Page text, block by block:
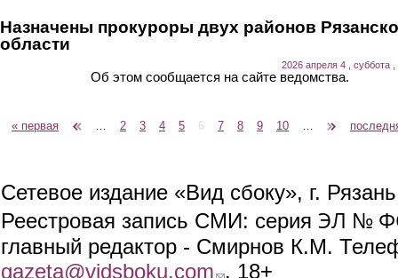
Назначены прокуроры двух районов
области
2026 апреля 4 , суббота ,
Об этом сообщается на сайте ведомства.
Страницы
« первая 2 3 4 5 6 7 8 9 10
Сетевое издание «Вид сбоку», г.
Реестровая запись СМИ: серия ЭЛ №
главный редактор - Смирнов К.М.
gazeta@vidsboku.com (link sends e-mail)
. 18+